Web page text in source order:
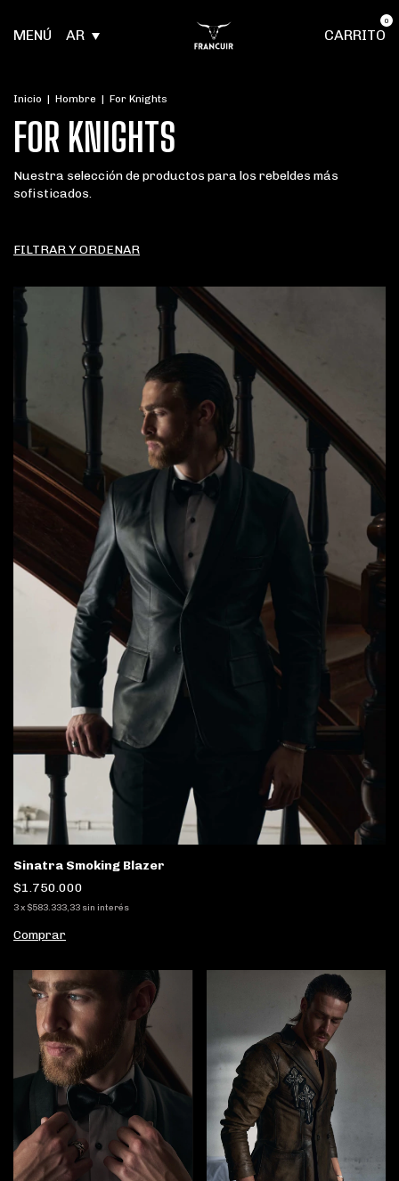
MENÚ AR CARRITO
0
Inicio | Hombre | For Knights
FOR KNIGHTS
Nuestra selección de productos para los rebeldes más
sofisticados.
FILTRAR Y ORDENAR
Sinatra Smoking Blazer
$1.750.000
3x $583.333,33 sin interés
Comprar